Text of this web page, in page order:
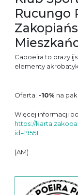
Rucungo
Capoeira to
elementy
Oferta: -10% na
Więcej informacji
https://
id=19551
(AM)